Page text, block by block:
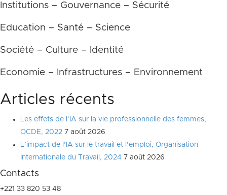
Institutions – Gouvernance – Sécurité
Education – Santé – Science
Société – Culture – Identité
Economie – Infrastructures – Environnement
Articles récents
Les effets de l’IA sur la vie professionnelle des femmes,
OCDE, 2022 7 août 2026
L’impact de l’IA sur le travail et l’emploi, Organisation
Internationale du Travail, 2024 7 août 2026
Contacts
+221 33 820 53 48